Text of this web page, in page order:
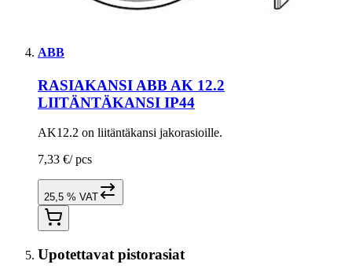
ABB
RASIAKANSI ABB AK 12.2
LIITÄNTÄKANSI IP44
AK12.2 on liitäntäkansi jakorasioille.
7,33 €/ pcs
25,5 % VAT
Upotettavat pistorasiat